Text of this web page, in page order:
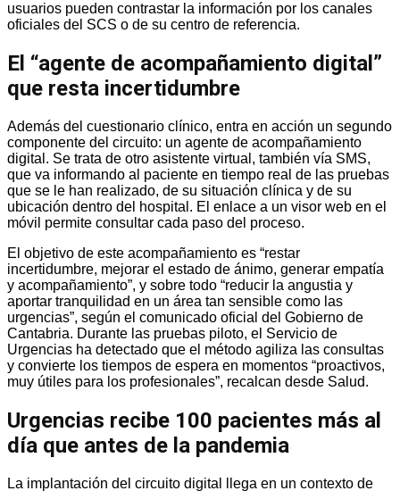
usuarios pueden contrastar la información por los canales
oficiales del SCS o de su centro de referencia.
El “agente de acompañamiento digital”
que resta incertidumbre
Además del cuestionario clínico, entra en acción un segundo
componente del circuito: un agente de acompañamiento
digital. Se trata de otro asistente virtual, también vía SMS,
que va informando al paciente en tiempo real de las pruebas
que se le han realizado, de su situación clínica y de su
ubicación dentro del hospital. El enlace a un visor web en el
móvil permite consultar cada paso del proceso.
El objetivo de este acompañamiento es “restar
incertidumbre, mejorar el estado de ánimo, generar empatía
y acompañamiento”, y sobre todo “reducir la angustia y
aportar tranquilidad en un área tan sensible como las
urgencias”, según el comunicado oficial del Gobierno de
Cantabria. Durante las pruebas piloto, el Servicio de
Urgencias ha detectado que el método agiliza las consultas
y convierte los tiempos de espera en momentos “proactivos,
muy útiles para los profesionales”, recalcan desde Salud.
Urgencias recibe 100 pacientes más al
día que antes de la pandemia
La implantación del circuito digital llega en un contexto de